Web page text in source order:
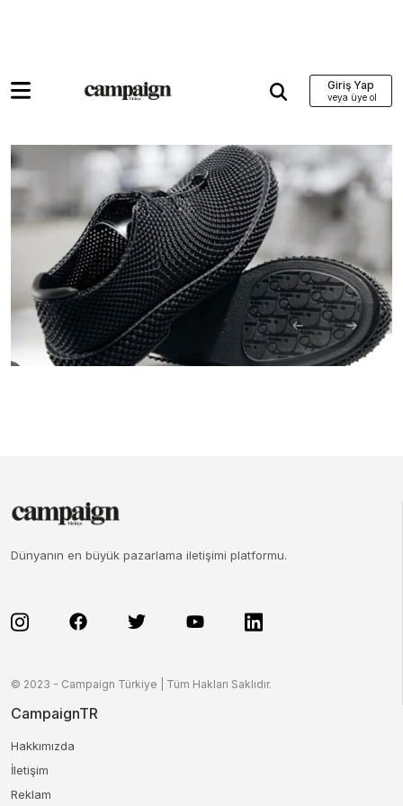
Giriş Yap
Dünyanın en büyük pazarlama iletişimi platformu.
© 2023 - Campaign Türkiye | Tüm Hakları Saklıdır.
CampaignTR
Hakkımızda
İletişim
Reklam